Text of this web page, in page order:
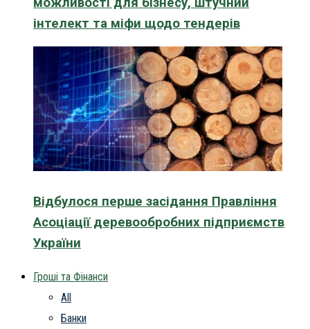
інтелект та міфи щодо тендерів
Відбулося перше засідання Правління
Асоціації деревообробних підприємств
України
Гроші та Фінанси
All
Банки